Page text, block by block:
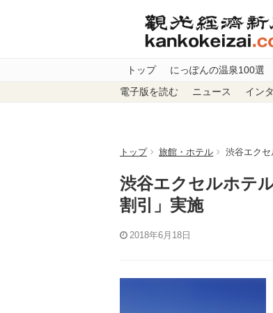
トップ にっぽんの温泉100選
電子版を読む ニュース イン
トップ 旅館・ホテル 渋谷エク
渋谷エクセルホテ
割引」実施
2018年6月18日